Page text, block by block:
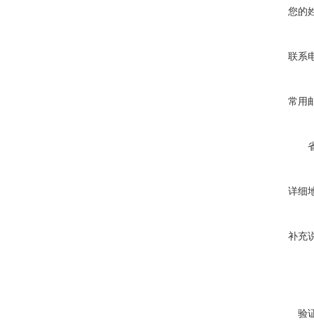
您的
联系
常用
详细
补充
验